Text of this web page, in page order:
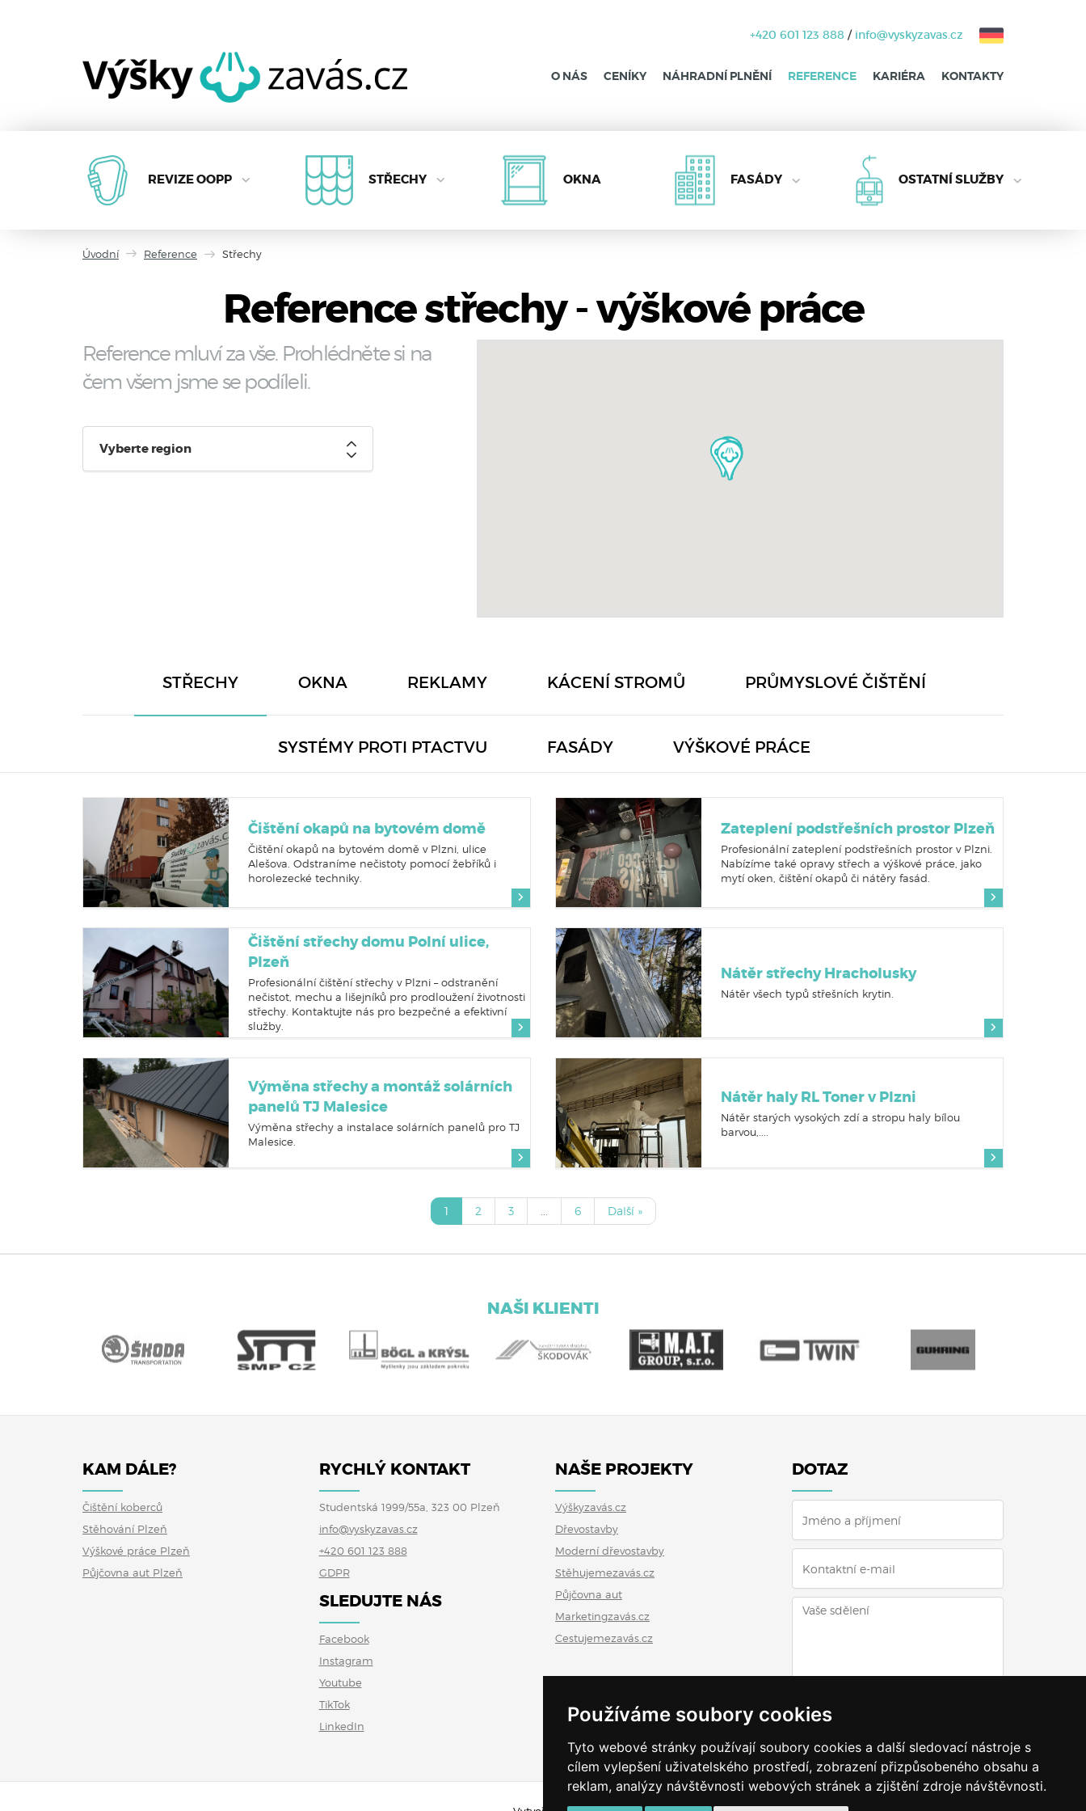
Používáme soubory cookies
Tyto webové stránky používají soubory cookies a další sledovací nástroje s
cílem vylepšení uživatelského prostředí, zobrazení přizpůsobeného obsahu a
reklam, analýzy návštěvnosti webových stránek a zjištění zdroje návštěvnosti.
+420 601 123 888 / info@vyskyzavas.cz
O NÁS CENÍKY NÁHRADNÍ PLNĚNÍ REFERENCE KARIÉRA KONTAKTY
REVIZE OOPP STŘECHY OKNA FASÁDY OSTATNÍ SLUŽBY
Úvodní Reference Střechy
Reference střechy - výškové práce
Reference mluví za vše. Prohlédněte si na
čem všem jsme se podíleli.
Vyberte region
STŘECHY OKNA REKLAMY KÁCENÍ STROMŮ PRŮMYSLOVÉ ČIŠTĚNÍ
SYSTÉMY PROTI PTACTVU FASÁDY VÝŠKOVÉ PRÁCE
Čištění okapů na bytovém domě
Čištění okapů na bytovém domě v Plzni, ulice
Alešova. Odstraníme nečistoty pomocí žebříků i
horolezecké techniky.
Zateplení podstřešních prostor Plzeň
Profesionální zateplení podstřešních prostor v Plzni.
Nabízíme také opravy střech a výškové práce, jako
mytí oken, čištění okapů či nátěry fasád.
Čištění střechy domu Polní ulice,
Plzeň
Profesionální čištění střechy v Plzni – odstranění
nečistot, mechu a lišejníků pro prodloužení životnosti
střechy. Kontaktujte nás pro bezpečné a efektivní
služby.
Nátěr střechy Hracholusky
Nátěr všech typů střešních krytin.
Výměna střechy a montáž solárních
panelů TJ Malesice
Výměna střechy a instalace solárních panelů pro TJ
Malesice.
Nátěr haly RL Toner v Plzni
Nátěr starých vysokých zdí a stropu haly bílou
barvou,....
1 2 3 6 Další »
NAŠI KLIENTI
KAM DÁLE?
Čištění koberců
Stěhování Plzeň
Výškové práce Plzeň
Půjčovna aut Plzeň
RYCHLÝ KONTAKT
Studentská 1999/55a, 323 00 Plzeň
info@vyskyzavas.cz
+420 601 123 888
GDPR
SLEDUJTE NÁS
Facebook
Instagram
Youtube
TikTok
LinkedIn
NAŠE PROJEKTY
Výškyzavás.cz
Dřevostavby
Moderní dřevostavby
Stěhujemezavás.cz
Půjčovna aut
Marketingzavás.cz
Cestujemezavás.cz
DOTAZ